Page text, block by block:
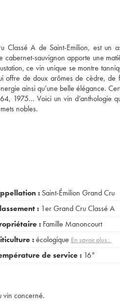
A de Saint-Emilion, est un
sauvignon apporte une
ce vin unique se montre
offre de doux arômes de cèdre, de
ainsi qu’une belle élégance.
1975... Voici un vin d’anthologie
nobles.
: Saint-Émilion Grand Cru
: 1er Grand Cru Classé A
: Famille Manoncourt
:écologique En savoir plus...
de service : 16°
vin concerné.